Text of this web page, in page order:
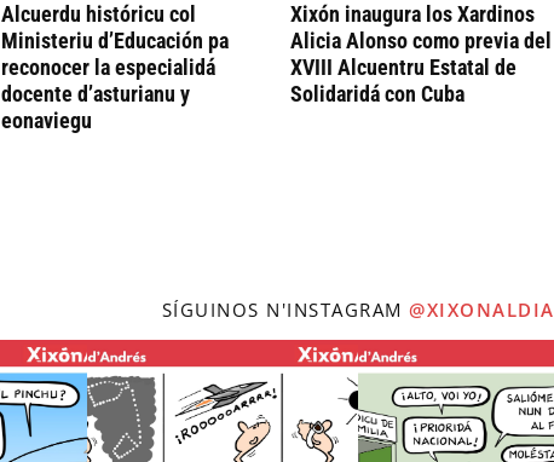
Alcuerdu históricu col
Ministeriu d’Educación pa
reconocer la especialidá
docente d’asturianu y
eonaviegu
Xixón inaugura los Xardinos
Alicia Alonso como previa del
XVIII Alcuentru Estatal de
Solidaridá con Cuba
SÍGUINOS N'INSTAGRAM @XIXONALDIA